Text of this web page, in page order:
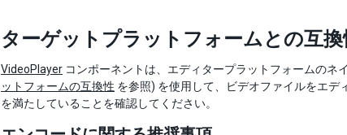
ターゲットプラットフォームとの互換
VideoPlayer コンポーネントは、エディタープラットフォームの
ットフォームの互換性 を参照) を使用して、ビデオファイルをエ
を満たしていることを確認してください。